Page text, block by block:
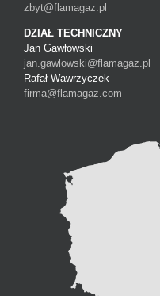
zbyt@flamagaz.pl
DZIAŁ TECHNICZNY
Jan Gawłowski
jan.gawlowski@flamagaz.pl
Rafał Wawrzyczek
firma@flamagaz.com